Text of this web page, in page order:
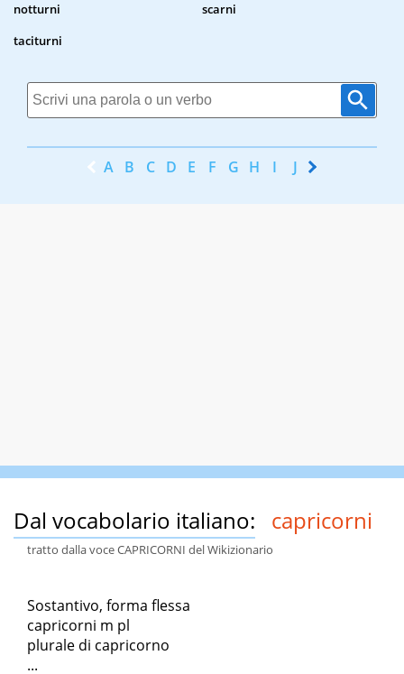
notturni
scarni
taciturni
A B C D E F G H I J K
Dal vocabolario italiano: capricorni
tratto dalla voce CAPRICORNI del Wikizionario
Sostantivo, forma flessa
capricorni m pl
plurale di capricorno
...